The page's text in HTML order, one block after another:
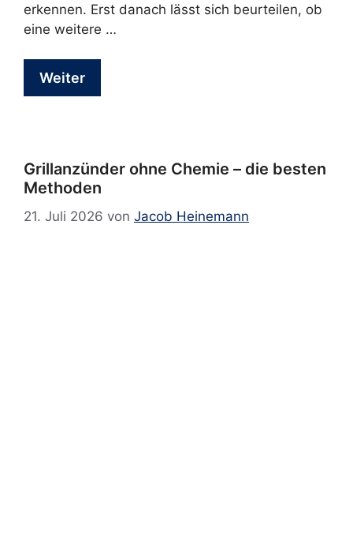
erkennen. Erst danach lässt sich beurteilen, ob
eine weitere …
Weiter
Grillanzünder ohne Chemie – die besten
Methoden
21. Juli 2026 von Jacob Heinemann